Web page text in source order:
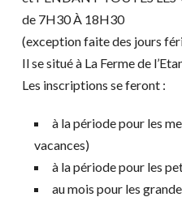
de 7H30 À 18H30
(exception faite des jours
Il se situé à La Ferme de
Les inscriptions se feront :
à la période pour les
vacances)
à la période pour les
au mois pour les